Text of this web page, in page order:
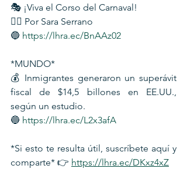
🎭 ¡Viva el Corso del Carnaval!
✍🏻 Por Sara Serrano
🔵 https://lhra.ec/BnAAz02
*MUNDO*
💰 Inmigrantes generaron un superávit
fiscal de $14,5 billones en EE.UU.,
según un estudio.
🔵 https://lhra.ec/L2x3afA
*Si esto te resulta útil, suscríbete aquí y
comparte* 👉 https://lhra.ec/DKxz4xZ